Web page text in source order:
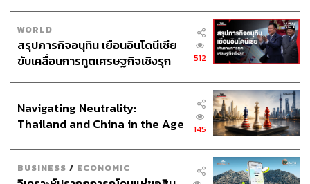
WORLD
สรุปภารกิจอนุทิน เยือนอินโดนีเซีย
ขับเคลื่อนการทูตเศรษฐกิจเชิงรุก
512
Navigating Neutrality:
Thailand and China in the Age
145
BUSINESS / ECONOMIC